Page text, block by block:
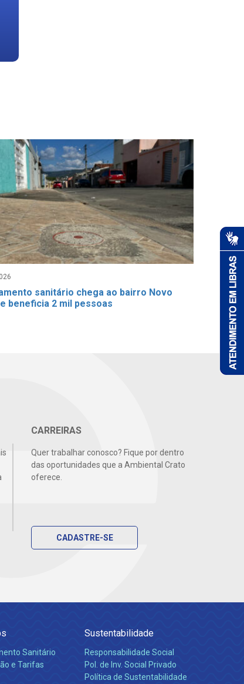
sanitário chega ao bairro Novo
beneficia 2 mil pessoas
CARREIRAS
Quer trabalhar conosco? Fique por dentro
das oportunidades que a Ambiental Crato
oferece.
CADASTRE-SE
Sanitário
e Tarifas
Sustentabilidade
Responsabilidade Social
Pol. de Inv. Social Privado
Política de Sustentabilidade